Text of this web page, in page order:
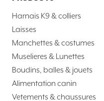
Harnais K9 & colliers
Laisses
Manchettes & costumes
Muselieres & Lunettes
Boudins, balles & jouets
Alimentation canin
Vetements & chaussures